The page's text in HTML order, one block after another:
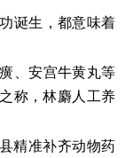
诞生，都意味着
、安宫牛黄丸等
称，林麝人工养
精准补齐动物药